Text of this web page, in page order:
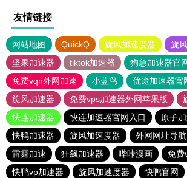
友情链接
网站地图 QuickQ 旋风加速度器
旋
坚果加速器
tiktok加速器
狗急加速器官
免费vqn外网加速
小蓝鸟 优途加速器官
旋风加速器
免费vps加速器外网苹果版
快连加速器
快连加速器官网入口
原子
快鸭加速器
旋风加速度器 外网网址导航
雷霆加速
狂飙加速器 哔咔漫画
免费
快鸭vp加速器
旋风加速度器 快鸭官网